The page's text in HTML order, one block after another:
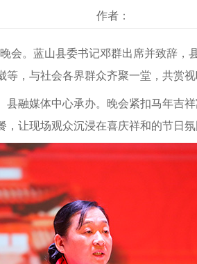
作者：
会。蓝山县委书记邓群出席并致辞
，与社会各界群众齐聚一堂，共赏视
融媒体中心承办。晚会紧扣马年吉
让现场观众沉浸在喜庆祥和的节日氛